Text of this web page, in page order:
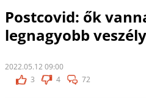
Postcovid: ők
legnagyobb
2022.05.12 09:00
3
4 72